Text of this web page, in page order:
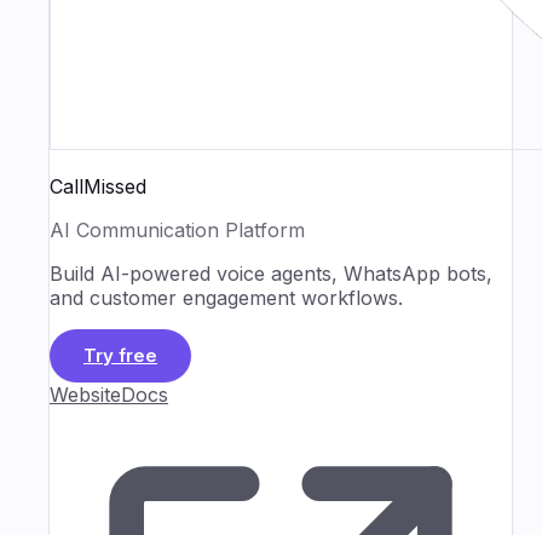
CallMissed
AI Communication Platform
Build AI-powered voice agents, WhatsApp bots,
and customer engagement workflows.
Try free
WebsiteDocs